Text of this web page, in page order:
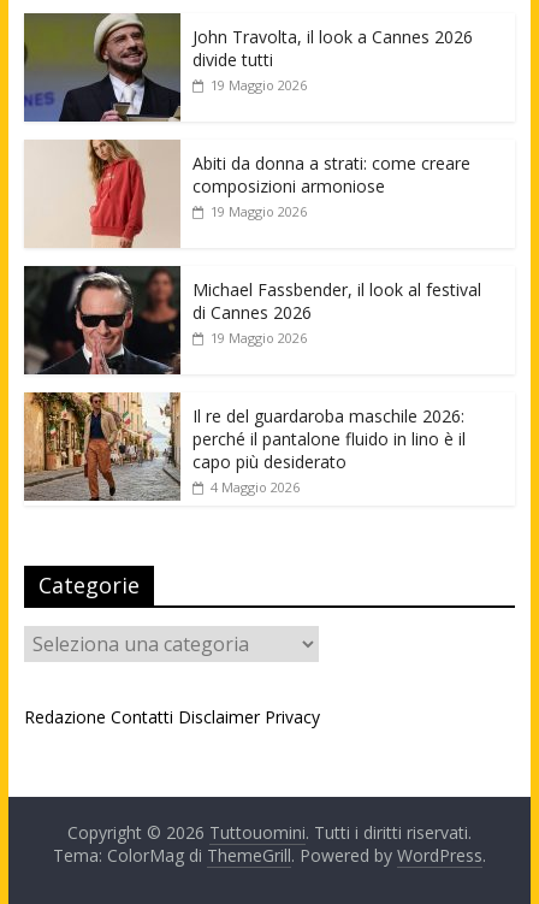
John Travolta, il look a Cannes 2026
divide tutti
19 Maggio 2026
Abiti da donna a strati: come creare
composizioni armoniose
19 Maggio 2026
Michael Fassbender, il look al festival
di Cannes 2026
19 Maggio 2026
Il re del guardaroba maschile 2026:
perché il pantalone fluido in lino è il
capo più desiderato
4 Maggio 2026
Categorie
Categorie
Redazione Contatti Disclaimer Privacy
Copyright © 2026 Tuttouomini. Tutti i diritti riservati.
Tema: ColorMag di ThemeGrill. Powered by WordPress.